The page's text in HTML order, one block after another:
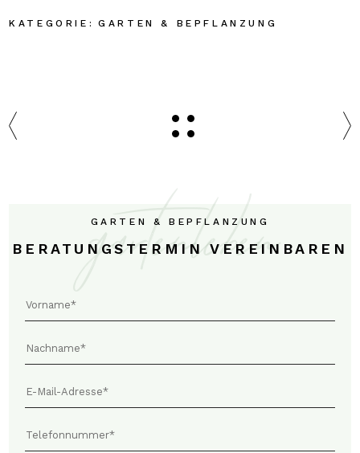
GARTEN & BEPFLANZUNG
gartenleben
GARTEN & BEPFLANZUNG
BERATUNGSTERMIN VEREINBAREN